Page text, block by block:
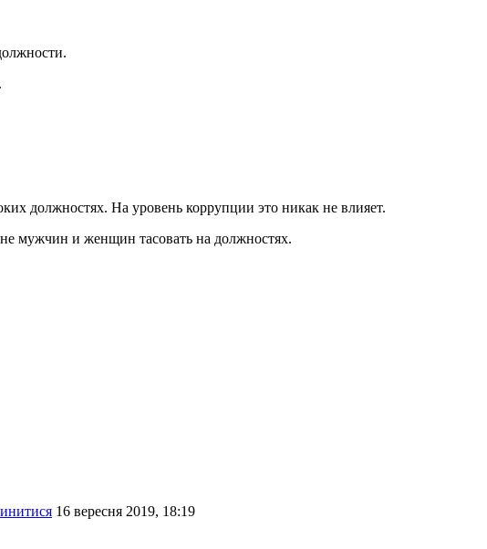
должностях. На уровень коррупции это никак не влияет.
мужчин и женщин тасовать на должностях.
16 вересня 2019, 18:19